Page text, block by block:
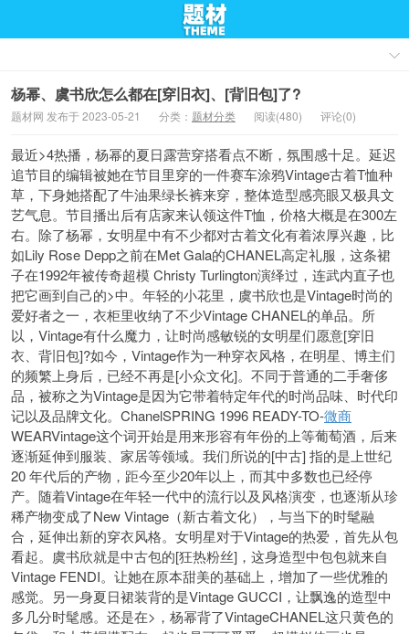
杨幂、虞书欣怎么都在[穿旧衣]、[背旧包]了?
题材网 发布于 2023-05-21 分类： 题材分类 阅读(480) 评论(0)
最近>4热播，杨幂的夏日露营穿搭看点不断，氛围感十足。延迟
追节目的编辑被她在节目里穿的一件赛车涂鸦Vintage古着T恤种
草，下身她搭配了牛油果绿长裤来穿，整体造型感亮眼又极具文
艺气息。节目播出后有店家来认领这件T恤，价格大概是在300左
右。除了杨幂，女明星中有不少都对古着文化有着浓厚兴趣，比
如Lily Rose Depp之前在Met Gala的CHANEL高定礼服，这条裙
子在1992年被传奇超模 Christy Turlington演绎过，连武内直子也
把它画到自己的>中。年轻的小花里，虞书欣也是Vintage时尚的
爱好者之一，衣柜里收纳了不少Vintage CHANEL的单品。所
以，Vintage有什么魔力，让时尚感敏锐的女明星们愿意[穿旧
衣、背旧包]?如今，Vintage作为一种穿衣风格，在明星、博主们
的频繁上身后，已经不再是[小众文化]。不同于普通的二手奢侈
品，被称之为Vintage是因为它带着特定年代的时尚品味、时代印
记以及品牌文化。ChanelSPRING 1996 READY-TO-微商
WEARVintage这个词开始是用来形容有年份的上等葡萄酒，后来
逐渐延伸到服装、家居等领域。我们所说的[中古] 指的是上世纪
20 年代后的产物，距今至少20年以上，而其中多数也已经停
产。随着Vintage在年轻一代中的流行以及风格演变，也逐渐从珍
稀产物变成了New Vintage（新古着文化），与当下的时髦融
合，延伸出新的穿衣风格。女明星对于Vintage的热爱，首先从包
看起。虞书欣就是中古包的[狂热粉丝]，这身造型中包包就来自
Vintage FENDI。让她在原本甜美的基础上，增加了一些优雅的
感觉。另一身夏日裙装背的是Vintage GUCCI，让飘逸的造型中
多几分时髦感。还是在>，杨幂背了VintageCHANEL这只黄色的